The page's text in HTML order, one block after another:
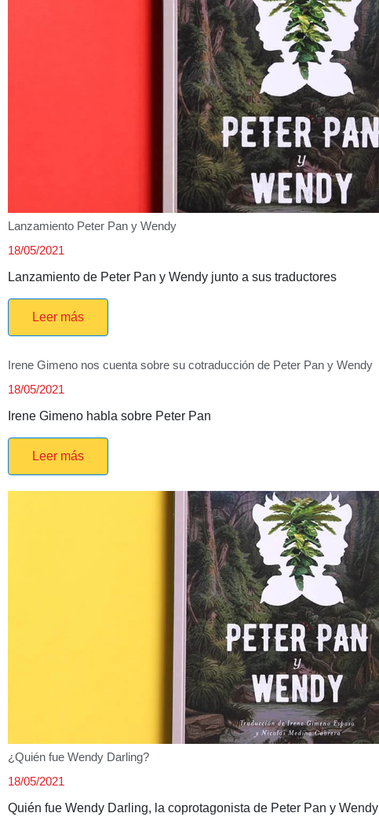
Lanzamiento Peter Pan y Wendy
18/05/2021
Lanzamiento de Peter Pan y Wendy junto a sus traductores
Leer más
Irene Gimeno nos cuenta sobre su cotraducción de Peter Pan y Wendy
18/05/2021
Irene Gimeno habla sobre Peter Pan
Leer más
¿Quién fue Wendy Darling?
18/05/2021
Quién fue Wendy Darling, la coprotagonista de Peter Pan y Wendy